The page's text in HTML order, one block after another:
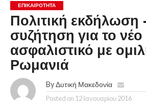
ΕΠΙΚΑΙΡΟΤΗΤΑ
Πολιτική εκδήλωση
συζήτηση για το νέο
ασφαλιστικό με
Ρωμανιά
By Δυτική Μακεδονία
Posted on 12 Ιανουαρίου 2016